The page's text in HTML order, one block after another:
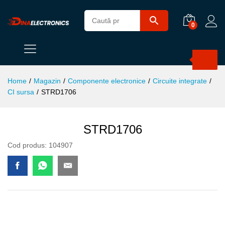
0
Home / Magazin / Componente electronice / Circuite integrate /
CI sursa / STRD1706
STRD1706
Cod produs: 104907